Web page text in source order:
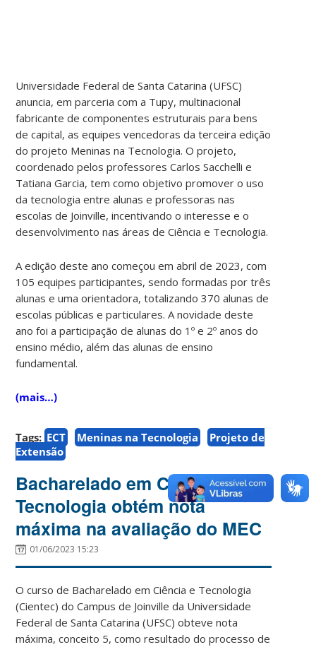
Universidade Federal de Santa Catarina (UFSC)
anuncia, em parceria com a Tupy, multinacional
fabricante de componentes estruturais para bens
de capital, as equipes vencedoras da terceira edição
do projeto Meninas na Tecnologia. O projeto,
coordenado pelos professores Carlos Sacchelli e
Tatiana Garcia, tem como objetivo promover o uso
da tecnologia entre alunas e professoras nas
escolas de Joinville, incentivando o interesse e o
desenvolvimento nas áreas de Ciência e Tecnologia.
A edição deste ano começou em abril de 2023, com
105 equipes participantes, sendo formadas por três
alunas e uma orientadora, totalizando 370 alunas de
escolas públicas e particulares. A novidade deste
ano foi a participação de alunas do 1º e 2º anos do
ensino médio, além das alunas de ensino
fundamental.
(mais…)
Tags: ECT Meninas na Tecnologia
Projeto de
Extensão
Bacharelado em Ciência e
Tecnologia obtém nota
máxima na avaliação do MEC
01/06/2023 15:23
O curso de Bacharelado em Ciência e Tecnologia
(Cientec) do Campus de Joinville da Universidade
Federal de Santa Catarina (UFSC) obteve nota
máxima, conceito 5, como resultado do processo de